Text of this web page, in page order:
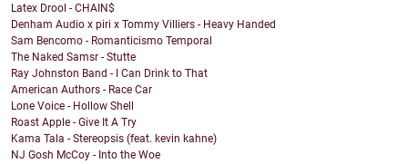
Latex Drool - CHAIN$
Denham Audio x piri x Tommy Villiers - Heavy Handed
Sam Bencomo - Romanticismo Temporal
The Naked Samsr - Stutte
Ray Johnston Band - I Can Drink to That
American Authors - Race Car
Lone Voice - Hollow Shell
Roast Apple - Give It A Try
Kama Tala - Stereopsis (feat. kevin kahne)
NJ Gosh McCoy - Into the Woe